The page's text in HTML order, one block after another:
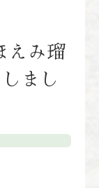
えみ瑠
まし